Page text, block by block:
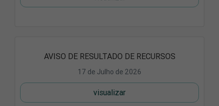
AVISO DE RESULTADO DE RECURSOS
17 de Julho de 2026
visualizar